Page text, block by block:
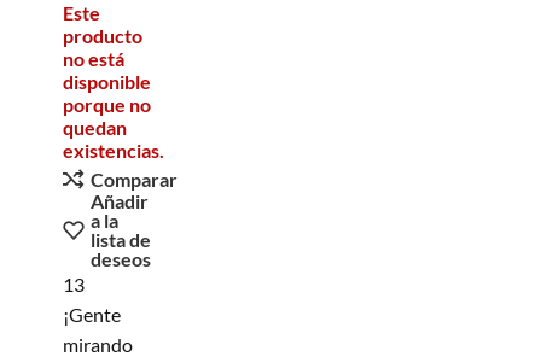
Este
producto
no está
disponible
porque no
quedan
existencias.
Comparar
Añadir
a la
lista de
deseos
13
¡Gente
mirando